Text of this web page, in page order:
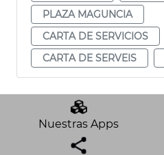
PLAZA MAGUNCIA
CARTA DE SERVICIOS
CARTA DE SERVEIS
Nuestras Apps